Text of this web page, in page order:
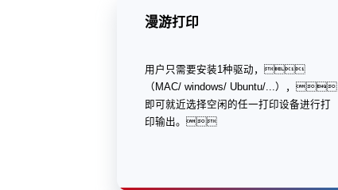
漫游打印
用户只需要安装1种驱动，
（MAC/ windows/ Ubuntu/...），
即可就近选择空闲的任一打印设备进行打
印输出。